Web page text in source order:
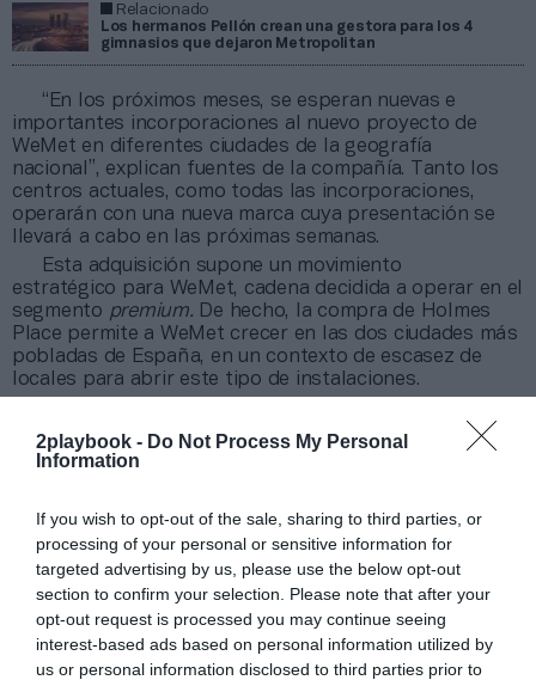
2playbook - Do Not Process My Personal
Information
If you wish to opt-out of the sale, sharing to third parties, or
processing of your personal or sensitive information for
targeted advertising by us, please use the below opt-out
section to confirm your selection. Please note that after your
opt-out request is processed you may continue seeing
interest-based ads based on personal information utilized by
us or personal information disclosed to third parties prior to
Relacionado
Los hermanos Pellón crean una gestora para los 4
gimnasios que dejaron Metropolitan
“En los próximos meses, se esperan nuevas e
importantes incorporaciones al nuevo proyecto de
WeMet en diferentes ciudades de la geografía
nacional”, explican fuentes de la compañía. Tanto los
centros actuales, como todas las incorporaciones,
operarán con una nueva marca cuya presentación se
llevará a cabo en las próximas semanas.
Esta adquisición supone un movimiento
estratégico para WeMet, cadena decidida a operar en el
segmento premium.
De hecho, la compra de Holmes
Place permite a WeMet crecer en las dos ciudades más
pobladas de España, en un contexto de escasez de
locales para abrir este tipo de instalaciones.
Pellón, que hace dos años abandonaron la dirección de
Metropolitan después de tres décadas al frente, si bien
su mayor operación corporativa en España y
desprenderse de cinco activos que no consideraba
estratégicos, al contar con piscina y zonas de agua,
entre otros servicios, que se alejan del modelolow cost
de la cadena neerlandesa.
En total, la compañía neerlandesa pagó 48 millones
de eurospor el conjunto del negocio de RSG Group en